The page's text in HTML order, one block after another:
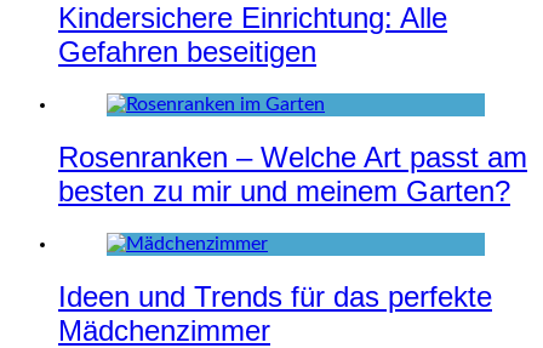
Kindersichere Einrichtung: Alle
Gefahren beseitigen
Rosenranken – Welche Art passt am
besten zu mir und meinem Garten?
Ideen und Trends für das perfekte
Mädchenzimmer